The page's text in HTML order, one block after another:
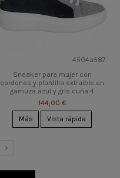
4504a587
Sneaker para mujer con
cordones y plantilla extraible en
gamuza azul y gris cuña 4
144,00 €
Más
Vista rápida